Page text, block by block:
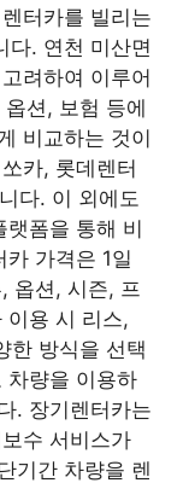
터카를 빌리는
다. 연천 미산면
려하여 이루어
션, 보험 등에
비교하는 것이
카, 롯데렌터
다. 이 외에도
폼을 통해 비
가격은 1일
옵션, 시즌, 프
이용 시 리스,
한 방식을 선택
차량을 이용하
. 장기렌터카는
수 서비스가
기간 차량을 렌